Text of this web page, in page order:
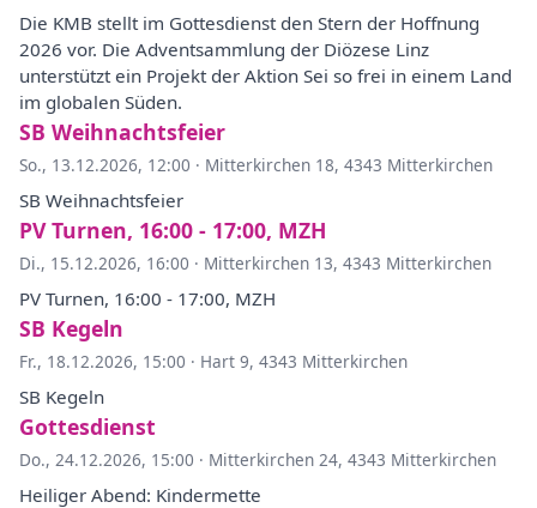
Die KMB stellt im Gottesdienst den Stern der Hoffnung
2026 vor. Die Adventsammlung der Diözese Linz
unterstützt ein Projekt der Aktion Sei so frei in einem Land
im globalen Süden.
SB Weihnachtsfeier
So., 13.12.2026, 12:00 · Mitterkirchen 18, 4343 Mitterkirchen
SB Weihnachtsfeier
PV Turnen, 16:00 - 17:00, MZH
Di., 15.12.2026, 16:00 · Mitterkirchen 13, 4343 Mitterkirchen
PV Turnen, 16:00 - 17:00, MZH
SB Kegeln
Fr., 18.12.2026, 15:00 · Hart 9, 4343 Mitterkirchen
SB Kegeln
Gottesdienst
Do., 24.12.2026, 15:00 · Mitterkirchen 24, 4343 Mitterkirchen
Heiliger Abend: Kindermette